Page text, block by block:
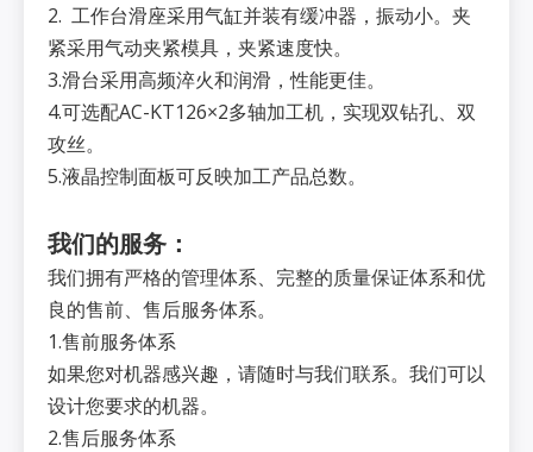
系统
可编程逻辑控制器
2. 工作台滑座采用气缸并装有缓冲器，振动小。夹
紧采用气动夹紧模具，夹紧速度快。
3.滑台采用高频淬火和润滑，性能更佳。
4.可选配AC-KT126×2多轴加工机，实现双钻孔、双
攻丝。
5.液晶控制面板可反映加工产品总数。
我们的服务：
我们拥有严格的管理体系、完整的质量保证体系和优
良的售前、售后服务体系。
1.售前服务体系
如果您对机器感兴趣，请随时与我们联系。我们可以
设计您要求的机器。
2.售后服务体系